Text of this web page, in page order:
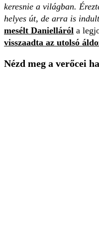
keresnie a világban.
helyes út, de arra is
mesélt Danielláról a
visszaadta az utolsó
Nézd meg a verőcei